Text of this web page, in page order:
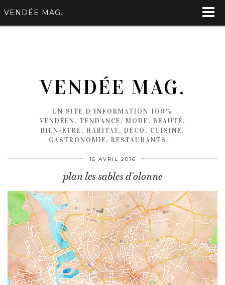
VENDÉE MAG.
VENDÉE MAG.
UN SITE D'INFORMATION 100%
VENDÉEN, TENDANCE, MODE, BEAUTÉ,
BIEN-ÊTRE, HABITAT, DÉCO, CUISINE,
GASTRONOMIE, RESTAURANTS …
15 AVRIL 2016
plan les sables d’olonne